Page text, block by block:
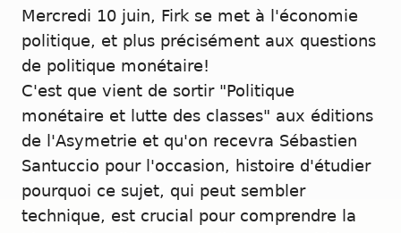
Mercredi 10 juin, Firk se met à l'économie
politique, et plus précisément aux questions
de politique monétaire!
C'est que vient de sortir "Politique
monétaire et lutte des classes" aux éditions
de l'Asymetrie et qu'on recevra Sébastien
Santuccio pour l'occasion, histoire d'étudier
pourquoi ce sujet, qui peut sembler
technique, est crucial pour comprendre la